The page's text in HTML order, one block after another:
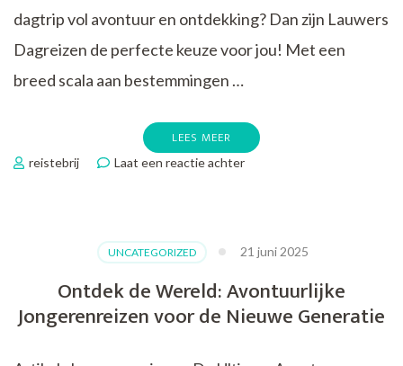
dagtrip vol avontuur en ontdekking? Dan zijn Lauwers
Dagreizen de perfecte keuze voor jou! Met een
breed scala aan bestemmingen …
LEES MEER
reistebrij Laat een reactie achterop
Lauwers
Verken
België
UNCATEGORIZED 21 juni 2025
Ontdek de Wereld: Avontuurlijke
Jongerenreizen voor de Nieuwe Generatie